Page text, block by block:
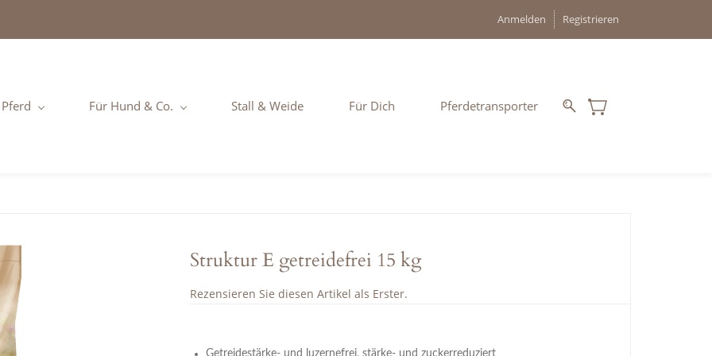
Anmelden Registrieren
Für Hund & Co. Stall & Weide Für Dich Pferdetransporter
Struktur E getreidefrei 15 kg
Rezensieren Sie diesen Artikel als Erster.
Getreidestärke- und luzernefrei, stärke- und zuckerreduziert